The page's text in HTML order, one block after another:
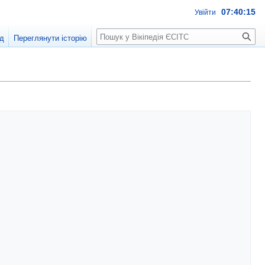
Увійти 07:40:16
Переглянути історію Пошук